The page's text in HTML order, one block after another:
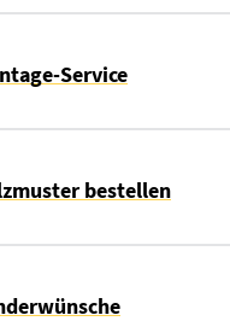
Service
bestellen